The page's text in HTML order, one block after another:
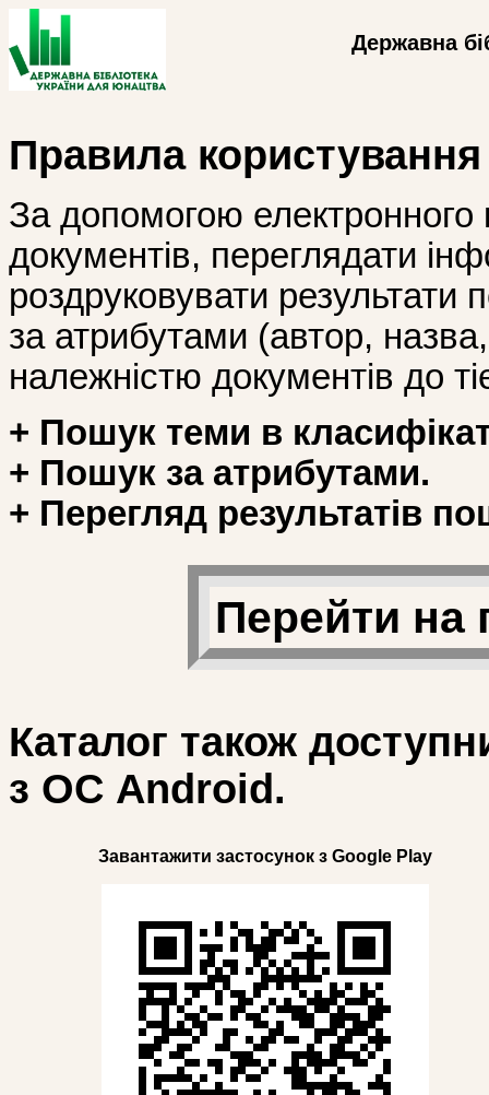
Державна
Правила
За допомогою
документів, переглядати
роздруковувати
за атрибутами (автор, назва,
належністю документів до
+ Пошук теми в
+ Пошук за атрибутами.
+ Перегляд результатів
Перейти на
Каталог також
з ОС Android.
Завантажити застосунок з Google Play